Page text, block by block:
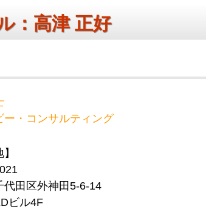
：高津 正好
ー・コンサルティング
代田区外神田5-6-14
ビル4F